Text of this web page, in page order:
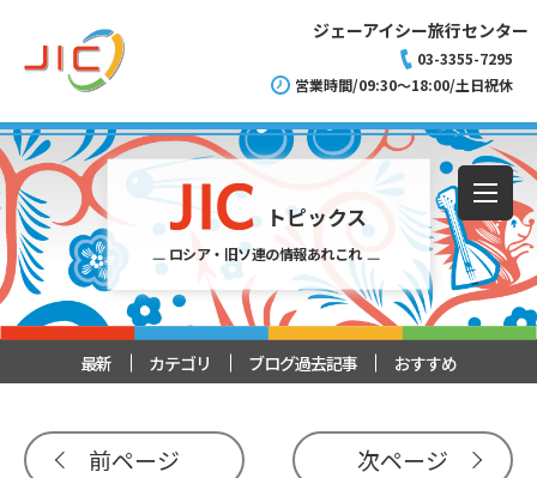
ジェーアイシー旅行センター
03-3355-7295
営業時間/09:30～18:00/土日祝休
トピックス
ロシア・旧ソ連の情報あれこれ
最新 カテゴリ ブログ過去記事 おすすめ
前ページ 次ページ